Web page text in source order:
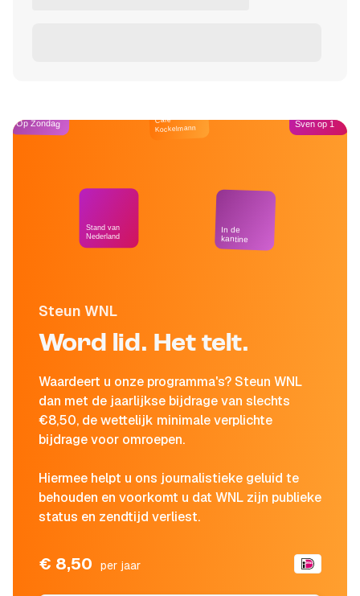
Steun WNL
Word lid. Het telt.
Waardeert u onze programma's? Steun WNL
dan met de jaarlijkse bijdrage van slechts
€8,50, de wettelijk minimale verplichte
bijdrage voor omroepen.
Hiermee helpt u ons journalistieke geluid te
behouden en voorkomt u dat WNL zijn publieke
status en zendtijd verliest.
€ 8,50 per jaar
Op Zondag
Stand van
Nederland
Café
Kockelmann
In de
kantine
Sven op 1